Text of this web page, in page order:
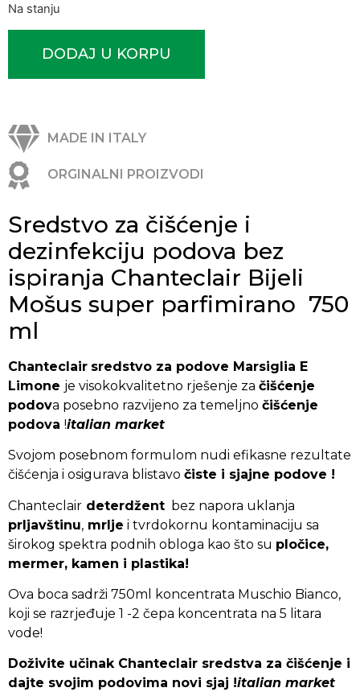
Na stanju
DODAJ U KORPU
MADE IN ITALY
ORGINALNI PROIZVODI
Sredstvo za čišćenje i
dezinfekciju podova bez
ispiranja Chanteclair Bijeli
Mošus super parfimirano 750
ml
Chanteclair sredstvo za podove Marsiglia E
Limone je visokokvalitetno rješenje za čišćenje
podova posebno razvijeno za temeljno čišćenje
podova !italian market
Svojom posebnom formulom nudi efikasne rezultate
čišćenja i osigurava blistavo čiste i sjajne podove !
Chanteclair deterdžent bez napora uklanja
prljavštinu, mrlje i tvrdokornu kontaminaciju sa
širokog spektra podnih obloga kao što su pločice,
mermer, kamen i plastika!
Ova boca sadrži 750ml koncentrata Muschio Bianco,
koji se razrjeđuje 1 -2 čepa koncentrata na 5 litara
vode!
Doživite učinak Chanteclair sredstva za čišćenje i
dajte svojim podovima novi sjaj !italian market